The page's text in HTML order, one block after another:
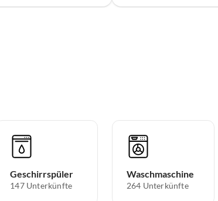
Geschirrspüler
147 Unterkünfte
Waschmaschine
264 Unterkünfte